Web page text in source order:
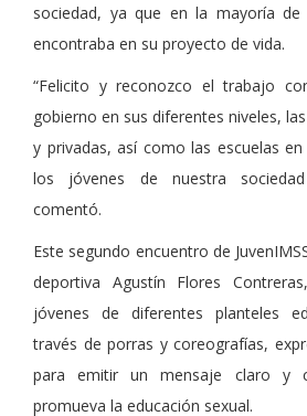
sociedad, ya que en la mayoría
encontraba en su proyecto de vida.
“Felicito y reconozco el trabajo
gobierno en sus diferentes niveles,
y privadas, así como las escuelas
los jóvenes de nuestra
comentó.
Este segundo encuentro de
deportiva Agustín Flores
jóvenes de diferentes planteles
través de porras y coreografías,
para emitir un mensaje claro y
promueva la educación sexual.